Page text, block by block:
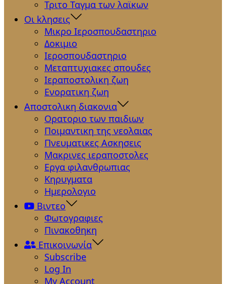
Τριτο Ταγμα των λαϊκων
Οι kλησεις
Μικρο Ιεροσπουδαστηριο
Δοκιμιο
Ιεροσπουδαστηριο
Μεταπτυχιακες σπουδες
Ιεραποστολικη ζωη
Ενορατικη ζωη
Αποστολικη διακονια
Ορατοριο των παιδιων
Ποιμαντικη της νεολαιας
Πνευματικες Ασκησεις
Μακρινες ιεραποστολες
Εργα φιλανθρωπιας
Κηρυγματα
Ημερολογιο
Βιντεο
Φωτογραφιες
Πινακοθηκη
Επικοινωνία
Subscribe
Log In
My Account